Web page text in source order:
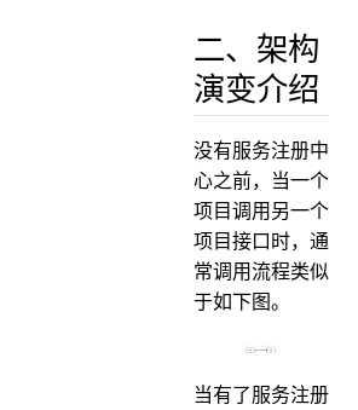
二、架构
演变介绍
没有服务注册中
心之前，当一个
项目调用另一个
项目接口时，通
常调用流程类似
于如下图。
当有了服务注册